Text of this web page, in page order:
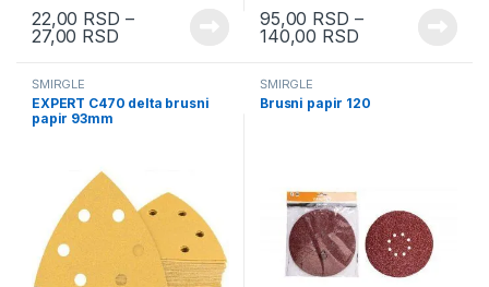
22,00 RSD –
27,00 RSD
95,00 RSD –
140,00 RSD
ŠMIRGLE
EXPERT C470 delta brusni
papir 93mm
ŠMIRGLE
Brusni papir 120